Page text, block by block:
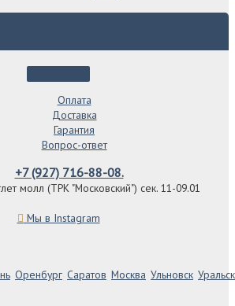
Оплата
Доставка
Гарантия
Вопрос-ответ
+7 (927) 716-88-08.
молл (ТРК "Московский") сек. 11-09.01
Мы в Instagram
Оренбург Саратов Москва Ульновск Уральск